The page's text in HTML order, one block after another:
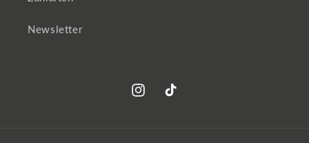
Newsletter
InstagramTikTok